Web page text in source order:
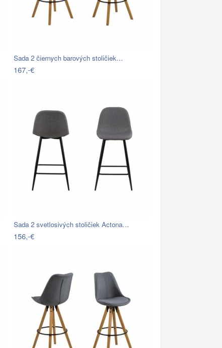
Sada 2 čiernych barových stoličiek…
167,-€
Sada 2 svetlosivých stoličiek Actona…
156,-€